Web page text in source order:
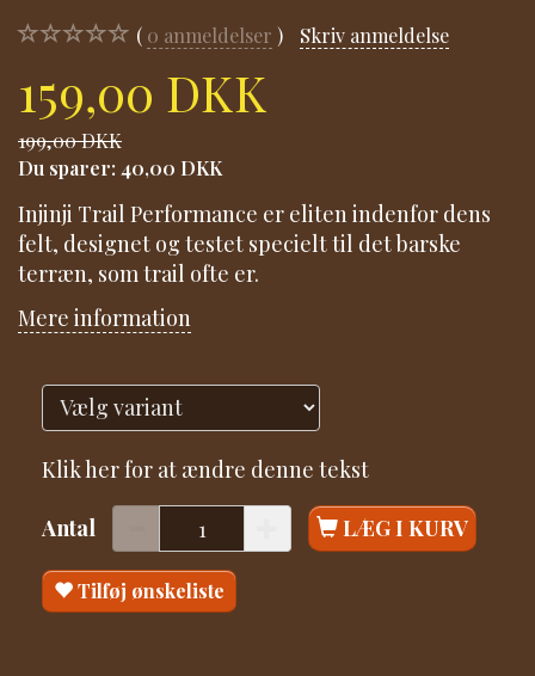
0 anmeldelser Skriv anmeldelse
159,00 DKK
199,00 DKK
Du sparer: 40,00 DKK
Injinji Trail Performance er eliten indenfor dens
felt, designet og testet specielt til det barske
terræn, som trail ofte er.
Mere information
Klik her for at ændre denne tekst
Antal LÆG I KURV
Tilføj ønskeliste